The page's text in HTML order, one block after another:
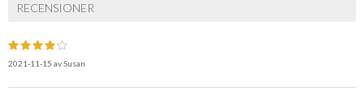
RECENSIONER
2021-11-15 avSusan